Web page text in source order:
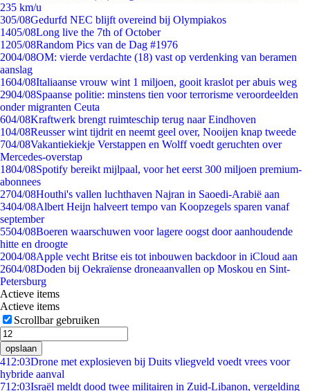
235 km/u
305/08Gedurfd NEC blijft overeind bij Olympiakos
1405/08Long live the 7th of October
1205/08Random Pics van de Dag #1976
2004/08OM: vierde verdachte (18) vast op verdenking van beramen
aanslag
1604/08Italiaanse vrouw wint 1 miljoen, gooit kraslot per abuis weg
2904/08Spaanse politie: minstens tien voor terrorisme veroordeelden
onder migranten Ceuta
604/08Kraftwerk brengt ruimteschip terug naar Eindhoven
104/08Reusser wint tijdrit en neemt geel over, Nooijen knap tweede
704/08Vakantiekiekje Verstappen en Wolff voedt geruchten over
Mercedes-overstap
1804/08Spotify bereikt mijlpaal, voor het eerst 300 miljoen premium-
abonnees
2704/08Houthi's vallen luchthaven Najran in Saoedi-Arabië aan
3404/08Albert Heijn halveert tempo van Koopzegels sparen vanaf
september
5504/08Boeren waarschuwen voor lagere oogst door aanhoudende
hitte en droogte
2004/08Apple vecht Britse eis tot inbouwen backdoor in iCloud aan
2604/08Doden bij Oekraïense droneaanvallen op Moskou en Sint-
Petersburg
Actieve items
Actieve items
Scrollbar gebruiken
opslaan
412:03Drone met explosieven bij Duits vliegveld voedt vrees voor
hybride aanval
712:03Israël meldt dood twee militairen in Zuid-Libanon, vergelding